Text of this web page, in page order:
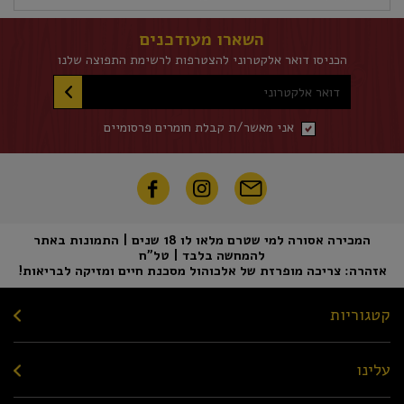
השארו מעודכנים
הכניסו דואר אלקטרוני להצטרפות לרשימת התפוצה שלנו
דואר אלקטרוני
אני מאשר/ת קבלת חומרים פרסומיים
המכירה אסורה למי שטרם מלאו לו 18 שנים | התמונות באתר
להמחשה בלבד | טל"ח
אזהרה: צריכה מופרזת של אלכוהול מסכנת חיים ומזיקה לבריאות!
קטגוריות
עלינו